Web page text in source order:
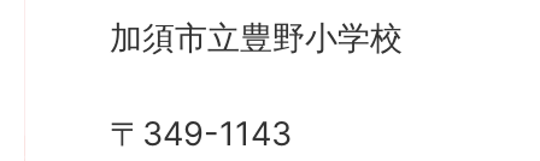
加須市立豊野小学校
〒349-1143